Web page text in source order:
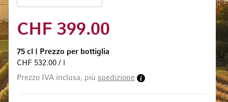
CHF 399.00
75 cl
Prezzo per bottiglia
CHF 532.00 / l
Prezzo IVA inclusa, più spedizione